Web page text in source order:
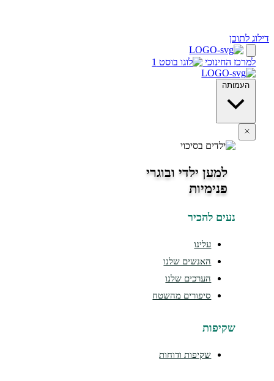
ילדי ובוגרי
האנשים שלנו
הערכים שלנו
סיפורים מהשטח
שקיפות ודוחות